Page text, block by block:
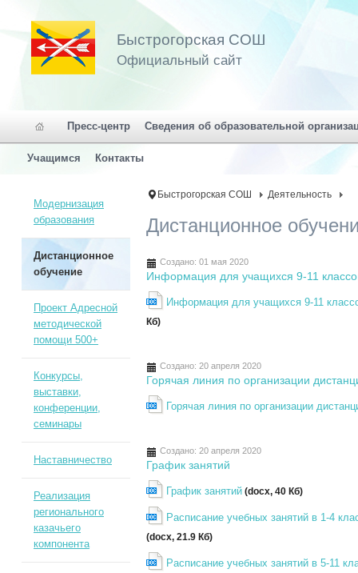
Быстрогорская СОШ
Официальный сайт
Пресс-центр Сведения об образовательной
Учащимся Контакты
Быстрогорская СОШ Деятельность
Дистанционное
Создано: 01 мая 2020
Информация для учащихся 9-11
Информация для учащихся 9-11
Кб)
Создано: 20 апреля 2020
Горячая линия по организации
Горячая линия по организации
Создано: 20 апреля 2020
График занятий
График занятий (docx, 40 Кб)
Расписание учебных занятий в 1-4
(docx, 21.9 Кб)
Расписание учебных занятий в 5-11
Модернизация
образования
Дистанционное
обучение
Проект Адресной
методической
помощи 500+
Конкурсы,
выставки,
конференции,
семинары
Наставничество
Реализация
регионального
казачьего
компонента